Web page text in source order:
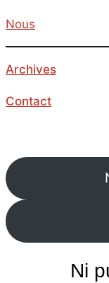
Nous
Archives
Contact
Ni